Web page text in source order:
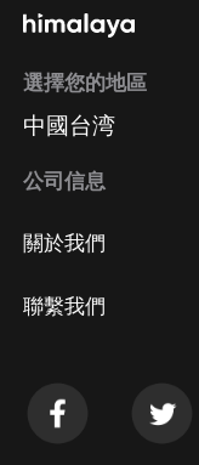
選擇您的地區
中國台湾
公司信息
關於我們
聯繫我們